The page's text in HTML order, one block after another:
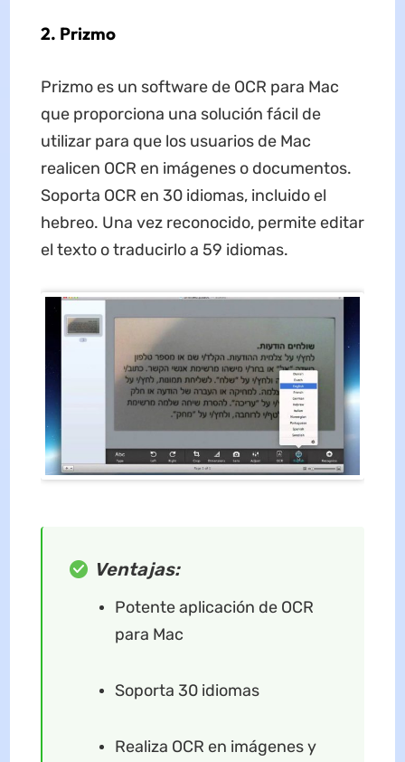
2. Prizmo
Prizmo es un software de OCR para Mac
que proporciona una solución fácil de
utilizar para que los usuarios de Mac
realicen OCR en imágenes o documentos.
Soporta OCR en 30 idiomas, incluido el
hebreo. Una vez reconocido, permite editar
el texto o traducirlo a 59 idiomas.
Ventajas:
Potente aplicación de OCR
para Mac
Soporta 30 idiomas
Realiza OCR en imágenes y